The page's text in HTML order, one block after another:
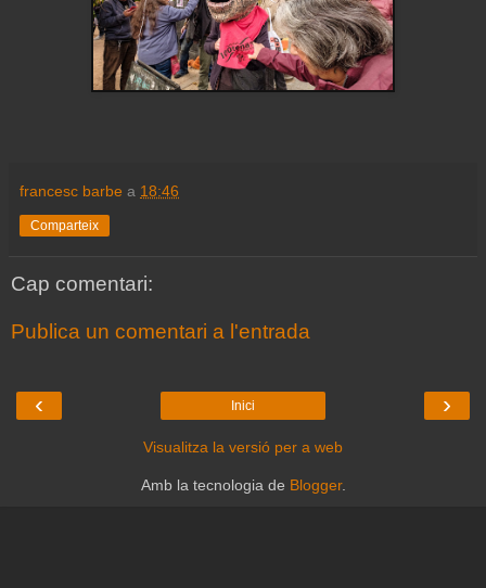
francesc barbe a 18:46
Comparteix
Cap comentari:
Publica un comentari a l'entrada
‹ ›
Inici
Visualitza la versió per a web
Amb la tecnologia de Blogger.